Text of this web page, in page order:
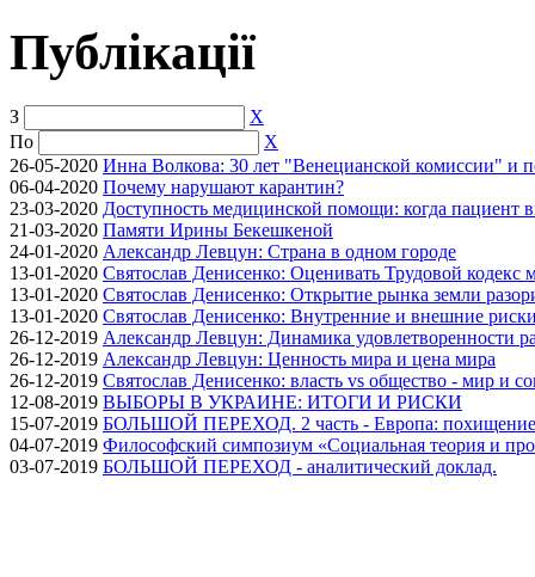
Публікації
З
X
По
X
26-05-2020 Инна Волкова: 30 лет "Венецианской комиссии" и
06-04-2020 Почему нарушают карантин?
23-03-2020 Доступность медицинской помощи: когда пациент
21-03-2020 Памяти Ирины Бекешкеной
24-01-2020 Александр Левцун: Страна в одном городе
13-01-2020 Святослав Денисенко: Оценивать Трудовой кодекс
13-01-2020 Святослав Денисенко: Открытие рынка земли
13-01-2020 Святослав Денисенко: Внутренние и внешние
26-12-2019 Александр Левцун: Динамика удовлетворенности
26-12-2019 Александр Левцун: Ценность мира и цена мира
26-12-2019 Святослав Денисенко: власть vs общество - мир и
12-08-2019 ВЫБОРЫ В УКРАИНЕ: ИТОГИ И РИСКИ
15-07-2019 БОЛЬШОЙ ПЕРЕХОД. 2 часть - Европа: похищение
04-07-2019 Философский симпозиум «Социальная теория и
03-07-2019 БОЛЬШОЙ ПЕРЕХОД - аналитический доклад.